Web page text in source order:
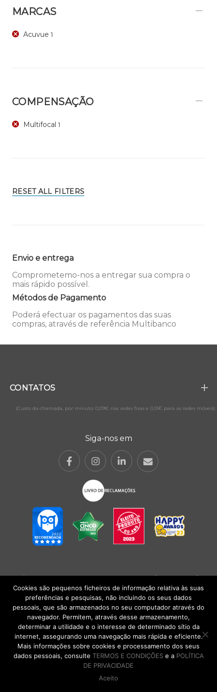
MARCAS
Acuvue 1
COMPENSAÇÃO
Multifocal 1
RESET ALL FILTERS
Envio e entrega
Comprometemo-nos a entregar sua compra o
mais rápido possível.
Métodos de Pagamento
Poderá efectuar os pagamentos das suas
compras, através de referência Multibanco
CONTATOS
(Custo da chamada, por minuto: 0,09€ nas redes fixas e 0,13€ para as redes móveis)
Siga-nos em
POLÍTICA DE PRIVACIDADE|TERMOS E CONDIÇÕESlCONDIÇÕES
GERAIS DE VENDA| Alberto Oculista, SA 2026. Todos os direitos reservados.
DE VOLTA AO TOPO
Cookies são pequenos ficheiros de informação relativa às suas
preferências e pesquisas, não incluindo os seus dados
pessoais, que são armazenados no seu computador através do
navegador. Permitem, através desse armazenamento,
determinar a utilidade e o interesse de determinado sítio da
internet, assegurando uma navegação mais rápida e eficiente.
Mais informações sobre cookies e processamento dos seus
dados pessoais, consulte TERMOS E CONDIÇÕESe a POLÍTICA
DE PRIVACIDADE
Aceito